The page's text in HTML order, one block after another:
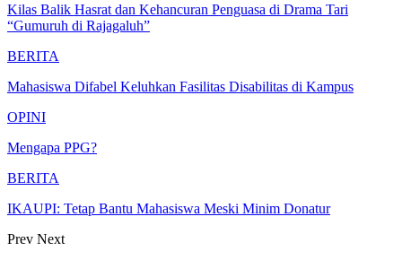
Kilas Balik Hasrat dan Kehancuran Penguasa di Drama Tari
“Gumuruh di Rajagaluh”
BERITA
Mahasiswa Difabel Keluhkan Fasilitas Disabilitas di Kampus
OPINI
Mengapa PPG?
BERITA
IKAUPI: Tetap Bantu Mahasiswa Meski Minim Donatur
Prev Next